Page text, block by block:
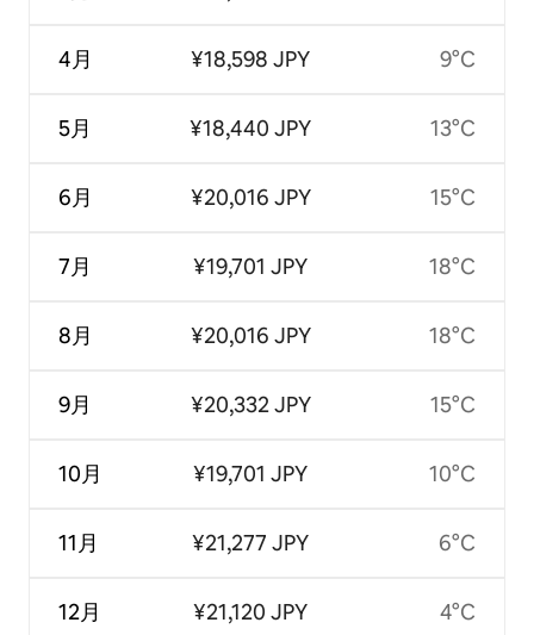
4月
5月
6月
7月
8月
9月
10月
11月
12月
¥18,598 JPY
¥18,440 JPY
¥20,016 JPY
¥19,701 JPY
¥20,016 JPY
¥20,332 JPY
¥19,701 JPY
¥21,277 JPY
¥21,120 JPY
9°C
13°C
15°C
18°C
18°C
15°C
10°C
6°C
4°C